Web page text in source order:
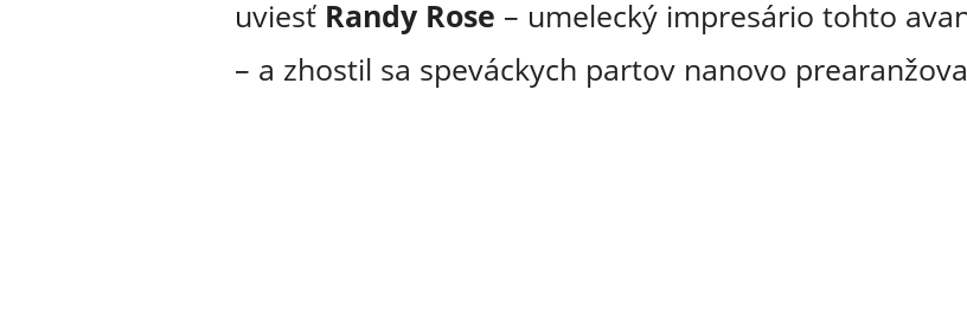
uviesť Randy Rose – umelecký impresário tohto
– a zhostil sa speváckych partov nanovo